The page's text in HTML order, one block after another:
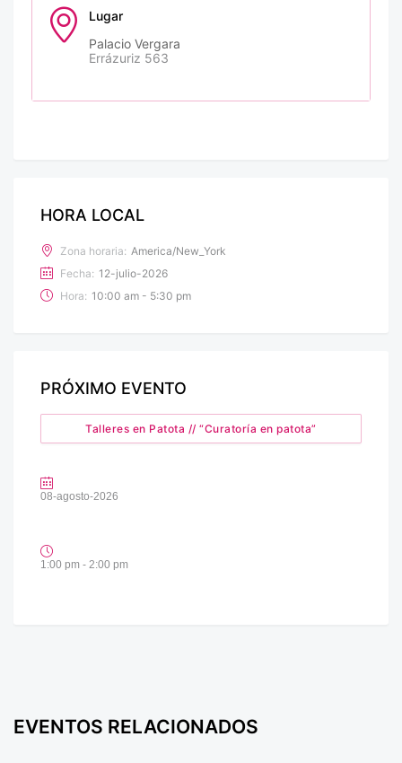
Lugar
Palacio Vergara
Errázuriz 563
HORA LOCAL
Zona horaria: America/New_York
Fecha: 12-julio-2026
Hora: 10:00 am - 5:30 pm
PRÓXIMO EVENTO
Talleres en Patota // “Curatoría en patota”
08-agosto-2026
1:00 pm - 2:00 pm
EVENTOS RELACIONADOS